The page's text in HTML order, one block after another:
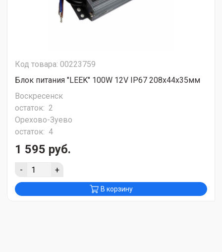
Код товара: 00223759
Блок питания "LEEK" 100W 12V IP67 208х44х35мм
Воскресенск
остаток: 2
Орехово-Зуево
остаток: 4
1 595 руб.
- +
В корзину